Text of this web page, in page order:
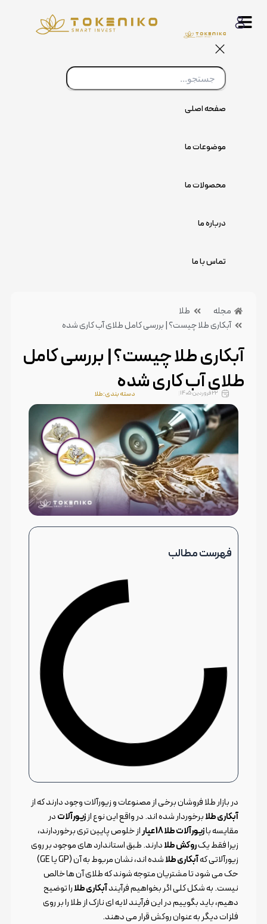
صفحه اصلی
موضوعات ما
محصولات ما
درباره ما
تماس با ما
مجله
طلا
آبکاری طلا چیست؟ | بررسی کامل طلای آب کاری شده
آبکاری طلا چیست؟ | بررسی کامل
طلای آب کاری شده
22 فروردین 1405
بدون دیدگاه
دسته بندی:طلا
فهرست مطالب
در بازار طلا فروشان برخی از مصنوعات و زیورآلات وجود دارند که از
آبکاری طلابرخوردار شده اند. در واقع این نوع اززیورآلاتدر
مقایسه بازیورآلات طلا 18 عیار
از خلوص پایین تری برخوردارند،
زیرا فقط یکروکش طلادارند. طبق استاندارد های موجود بر روی
زیورآلاتی کهآبکاری طلا
شده اند، نشان مربوط به آن (GP یا GE)
حک می شود تا مشتریان متوجه شوند که طلای آن ها خالص
نیست. به شکل کلی اگر بخواهیم فرآیندآبکاری طلارا توضیح
دهیم، باید بگوییم در این فرآیند لایه ای نازک از طلا را بر روی
فلزات دیگر به عنوان روکش قرار می دهند.